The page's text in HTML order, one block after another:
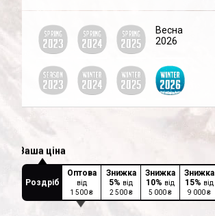
Весна
2026
Роздріб
Оптова
від
1 500₴
Знижка
5% від
2 500₴
Знижка
10% від
5 000₴
Знижка
15% від
9 000₴